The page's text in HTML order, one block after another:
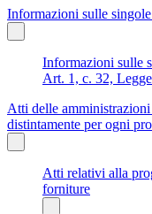
Informazioni sulle
Informazioni sulle
Art. 1, c. 32,
Atti delle
distintamente per ogni
Atti relativi alla
forniture